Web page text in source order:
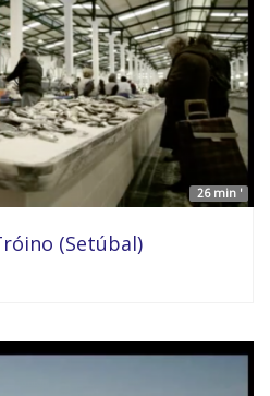
26 min '
(Setúbal)